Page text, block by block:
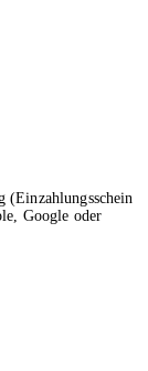
(Einzahlungsschein
Google oder